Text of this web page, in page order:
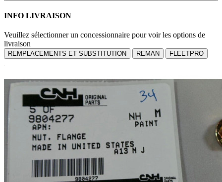
INFO LIVRAISON
Veuillez sélectionner un concessionnaire pour voir les options de
livraison
REMPLACEMENTS ET SUBSTITUTION REMAN FLEETPRO